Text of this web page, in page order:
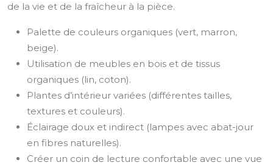
de la vie et de la fraîcheur à la pièce.
Palette de couleurs organiques (vert, marron,
beige).
Utilisation de meubles en bois et de tissus
organiques (lin, coton).
Plantes d’intérieur variées (différentes tailles,
textures et couleurs).
Éclairage doux et indirect (lampes avec abat-jour
en fibres naturelles).
Créer un coin de lecture confortable avec une vue